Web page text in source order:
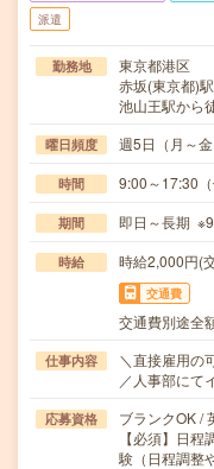
派遣
勤務地
東京都港区
赤坂(東京都)
池山王駅から
曜日頻度 週5日（月～
時間 9:00～17:30（
期間 即日～長期
時給 時給2,000円(
交通費
交通費別途全
仕事内容
＼直接雇用の
／人事部にて
応募資格
ブランクOK /
【必須】日
験（日程調整